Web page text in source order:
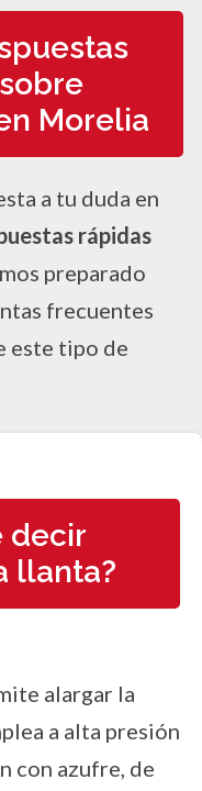
Morelia
a tu duda en
rápidas
preparado
frecuentes
este tipo de
decir
llanta?
alargar la
a alta presión
con azufre, de